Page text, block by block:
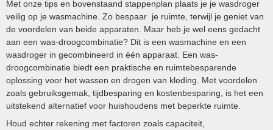
Met onze tips en bovenstaand stappenplan plaats je je wasdroger
veilig op je wasmachine. Zo bespaar je ruimte, terwijl je geniet van
de voordelen van beide apparaten. Maar heb je wel eens gedacht
aan een was-droogcombinatie? Dit is een wasmachine en een
wasdroger in gecombineerd in één apparaat. Een was-
droogcombinatie biedt een praktische en ruimtebesparende
oplossing voor het wassen en drogen van kleding. Met voordelen
zoals gebruiksgemak, tijdbesparing en kostenbesparing, is het een
uitstekend alternatief voor huishoudens met beperkte ruimte.
Houd echter rekening met factoren zoals capaciteit,